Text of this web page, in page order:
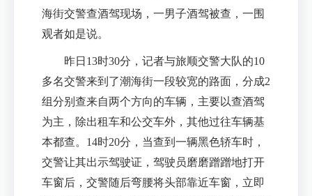
海街交警查酒驾现场，一男子酒驾被查，一围
观者如是说。
昨日13时30分，记者与旅顺交警大队的10
多名交警来到了潮海街一段较宽的路面，分成2
组分别查来自两个方向的车辆，主要以查酒驾
为主，除出租车和公交车外，其他过往车辆基
本都查。14时20分，当查到一辆黑色轿车时，
交警让其出示驾驶证，驾驶员磨磨蹭蹭地打开
车窗后，交警随后弯腰将头部靠近车窗，立即